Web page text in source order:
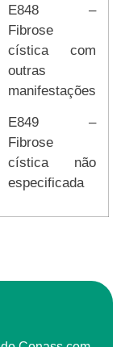
E848 –
Fibrose
cística com
outras
manifestações
E849 –
Fibrose
cística não
especificada